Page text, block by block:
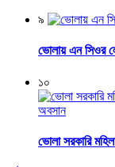
৯
ভোলায় এন সিওর
১০
ভোলা সরকারি